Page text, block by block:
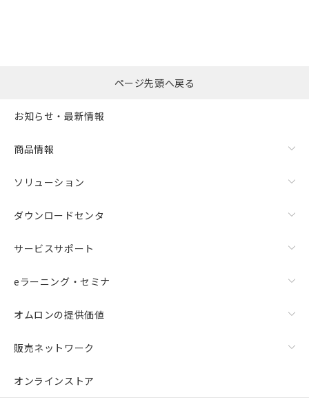
ページ先頭へ戻る
お知らせ・最新情報
商品情報
ソリューション
ダウンロードセンタ
サービスサポート
eラーニング・セミナ
オムロンの提供価値
販売ネットワーク
オンラインストア